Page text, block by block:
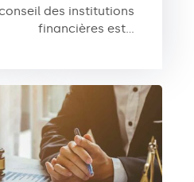
des institutions
financières est…